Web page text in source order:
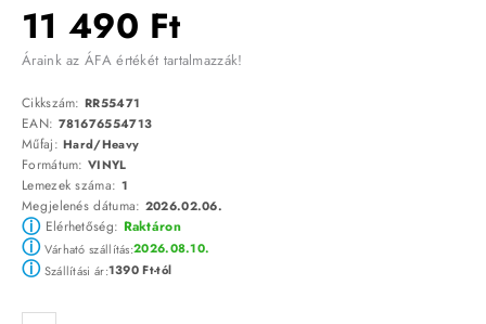
11 490 Ft
Áraink az ÁFA értékét tartalmazzák!
Cikkszám: RR55471
EAN: 781676554713
Műfaj:Hard/Heavy
Formátum: VINYL
Lemezek száma: 1
Megjelenés dátuma: 2026.02.06.
ⓘElérhetőség: Raktáron
ⓘVárható szállítás:2026.08.10.
ⓘSzállítási ár:1390 Ft-tól